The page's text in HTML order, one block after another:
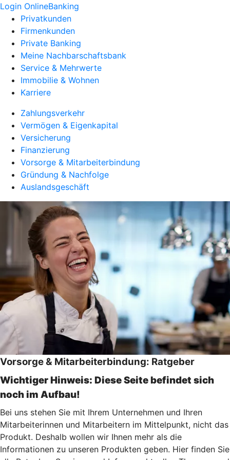
Login OnlineBanking
Privatkunden
Firmenkunden
Private Banking
Meine Nachbarschaftsbank
Service & Mehrwerte
Immobilie & Wohnen
Karriere
Zahlungsverkehr
Vermögen & Eigenkapital
Versicherung
Finanzierung
Vorsorge & Mitarbeiterbindung
Gründung & Nachfolge
Auslandsgeschäft
Vorsorge & Mitarbeiterbindung: Ratgeber
Wichtiger Hinweis: Diese Seite befindet sich
noch im Aufbau!
Bei uns stehen Sie mit Ihrem Unternehmen und Ihren
Mitarbeiterinnen und Mitarbeitern im Mittelpunkt, nicht das
Produkt. Deshalb wollen wir Ihnen mehr als die
Informationen zu unseren Produkten geben. Hier finden Sie